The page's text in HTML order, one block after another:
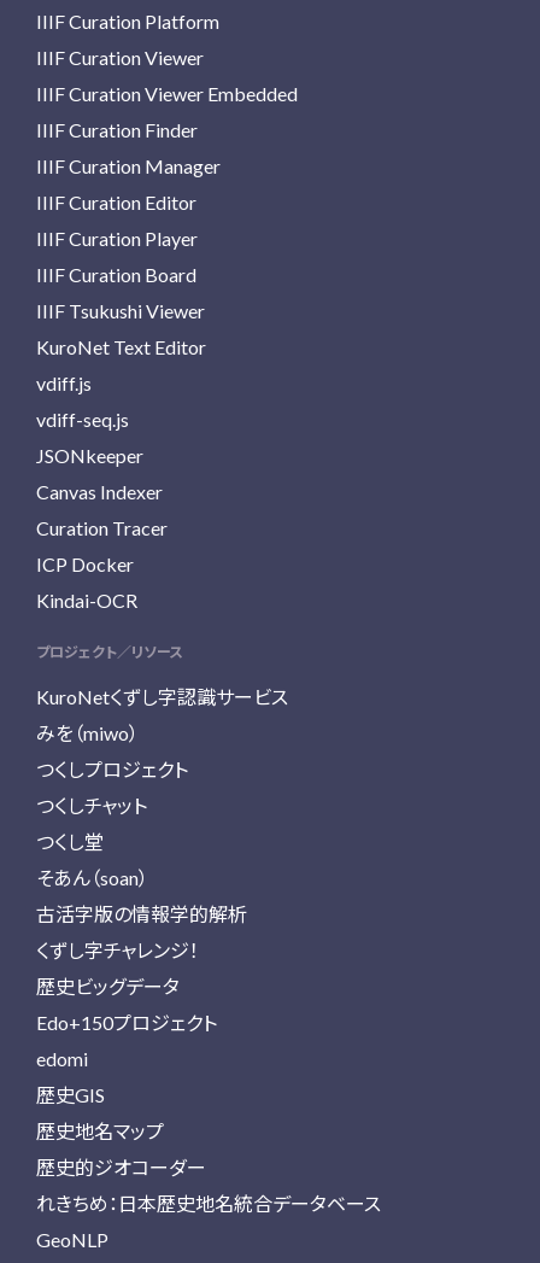
IIIF Curation Platform
IIIF Curation Viewer
IIIF Curation Viewer Embedded
IIIF Curation Finder
IIIF Curation Manager
IIIF Curation Editor
IIIF Curation Player
IIIF Curation Board
IIIF Tsukushi Viewer
KuroNet Text Editor
vdiff.js
vdiff-seq.js
JSONkeeper
Canvas Indexer
Curation Tracer
ICP Docker
Kindai-OCR
プロジェクト／リソース
KuroNetくずし字認識サービス
みを（miwo）
つくしプロジェクト
つくしチャット
つくし堂
そあん（soan）
古活字版の情報学的解析
くずし字チャレンジ！
歴史ビッグデータ
Edo+150プロジェクト
edomi
歴史GIS
歴史地名マップ
歴史的ジオコーダー
れきちめ：日本歴史地名統合データベース
GeoNLP